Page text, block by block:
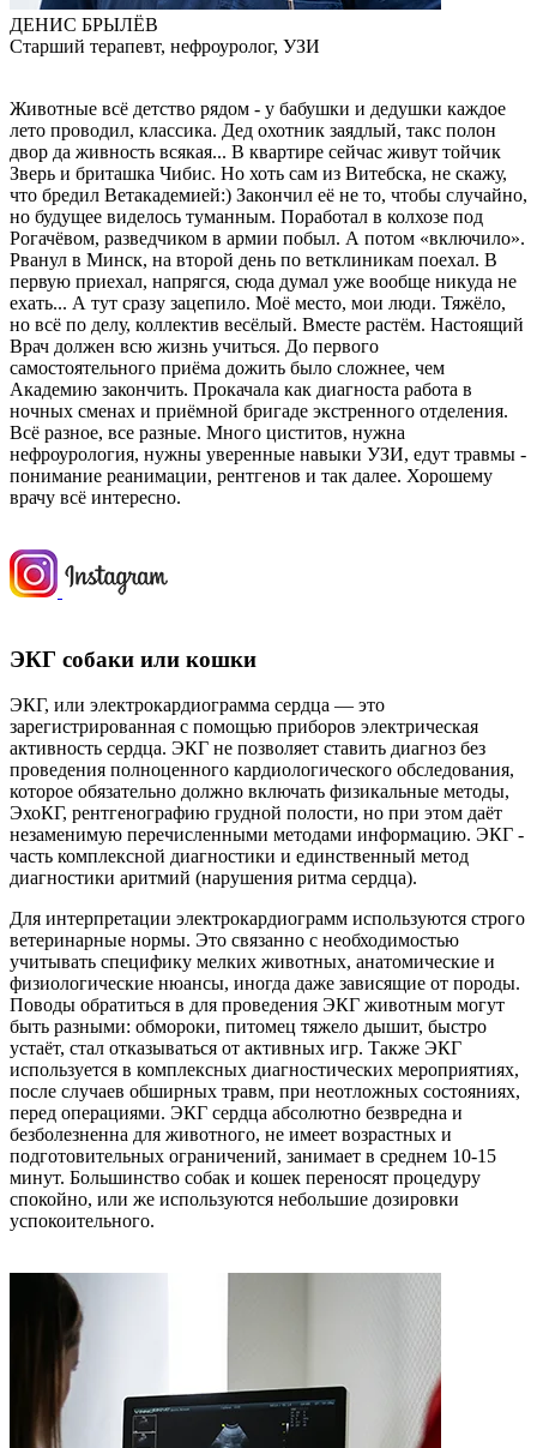
ДЕНИС БРЫЛЁВ
Старший терапевт, нефроуролог, УЗИ
Животные всё детство рядом - у бабушки и дедушки каждое
лето проводил, классика. Дед охотник заядлый, такс полон
двор да живность всякая... В квартире сейчас живут тойчик
Зверь и бриташка Чибис. Но хоть сам из Витебска, не скажу,
что бредил Ветакадемией:) Закончил её не то, чтобы случайно,
но будущее виделось туманным. Поработал в колхозе под
Рогачёвом, разведчиком в армии побыл. А потом «включило».
Рванул в Минск, на второй день по ветклиникам поехал. В
первую приехал, напрягся, сюда думал уже вообще никуда не
ехать... А тут сразу зацепило. Моё место, мои люди. Тяжёло,
но всё по делу, коллектив весёлый. Вместе растём. Настоящий
Врач должен всю жизнь учиться. До первого
самостоятельного приёма дожить было сложнее, чем
Академию закончить. Прокачала как диагноста работа в
ночных сменах и приёмной бригаде экстренного отделения.
Всё разное, все разные. Много циститов, нужна
нефроурология, нужны уверенные навыки УЗИ, едут травмы -
понимание реанимации, рентгенов и так далее. Хорошему
врачу всё интересно.
ЭКГ собаки или кошки
ЭКГ, или электрокардиограмма сердца — это
зарегистрированная с помощью приборов электрическая
активность сердца. ЭКГ не позволяет ставить диагноз без
проведения полноценного кардиологического обследования,
которое обязательно должно включать физикальные методы,
ЭхоКГ, рентгенографию грудной полости, но при этом даёт
незаменимую перечисленными методами информацию. ЭКГ -
часть комплексной диагностики и единственный метод
диагностики аритмий (нарушения ритма сердца).
Для интерпретации электрокардиограмм используются строго
ветеринарные нормы. Это связанно с необходимостью
учитывать специфику мелких животных, анатомические и
физиологические нюансы, иногда даже зависящие от породы.
Поводы обратиться в для проведения ЭКГ животным могут
быть разными: обмороки, питомец тяжело дышит, быстро
устаёт, стал отказываться от активных игр. Также ЭКГ
используется в комплексных диагностических мероприятиях,
после случаев обширных травм, при неотложных состояниях,
перед операциями. ЭКГ сердца абсолютно безвредна и
безболезненна для животного, не имеет возрастных и
подготовительных ограничений, занимает в среднем 10-15
минут. Большинство собак и кошек переносят процедуру
спокойно, или же используются небольшие дозировки
успокоительного.